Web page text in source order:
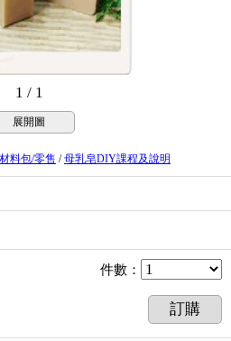
1 / 1
展開圖
料包/零售 /母乳皂DIY課程及說明
件數 ：
訂購